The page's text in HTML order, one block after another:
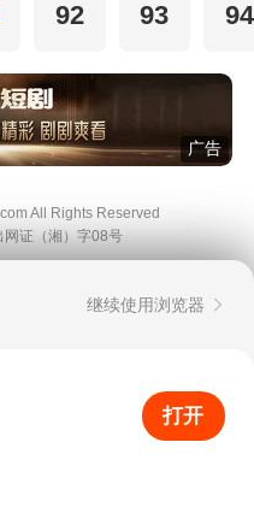
92 93 94
广告
All Rights Reserved
网证（湘）字08号
打开APP
继续使用浏览器
打开